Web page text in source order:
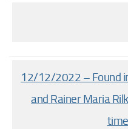
12/12/2022 – Found
and Rainer Maria